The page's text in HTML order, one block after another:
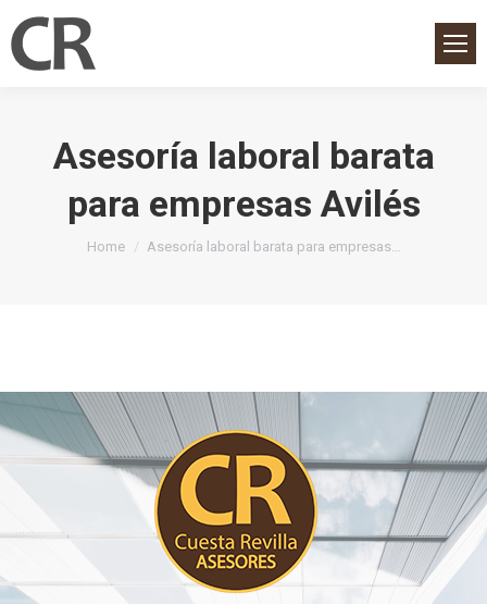
Asesoría laboral barata
para empresas Avilés
You are here:
Home Asesoría laboral barata para empresas…